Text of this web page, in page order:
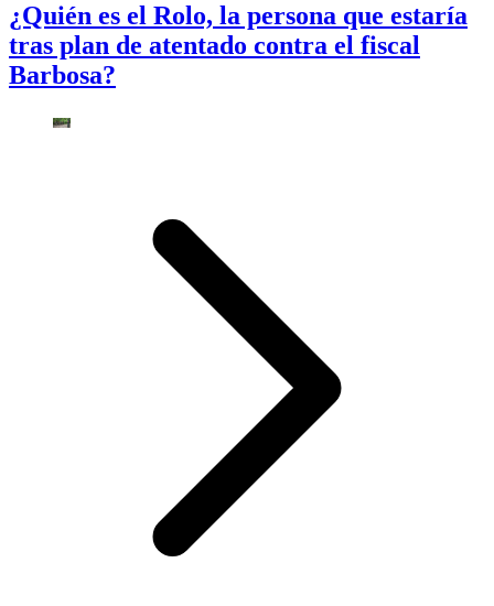
¿Quién es el Rolo, la persona que estaría
tras plan de atentado contra el fiscal
Barbosa?